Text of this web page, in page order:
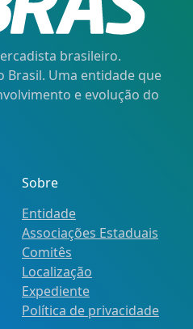
brasileiro.
Brasil. Uma entidade que
e evolução do
Sobre
Entidade
Associações Estaduais
Comitês
Localização
Expediente
Política de privacidade